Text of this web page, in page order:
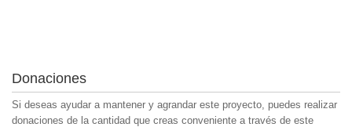
Donaciones
Si deseas ayudar a mantener y agrandar este proyecto, puedes realizar
donaciones de la cantidad que creas conveniente a través de este